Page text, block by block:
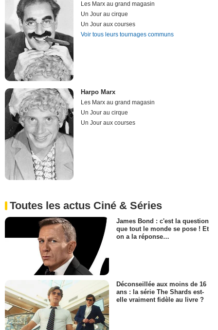
Les Marx au grand magasin
Un Jour au cirque
Un Jour aux courses
Voir tous leurs tournages communs
Harpo Marx
Les Marx au grand magasin
Un Jour au cirque
Un Jour aux courses
Toutes les actus Ciné & Séries
James Bond : c'est la question
que tout le monde se pose ! Et
on a la réponse…
Déconseillée aux moins de 16
ans : la série The Shards est-
elle vraiment fidèle au livre ?